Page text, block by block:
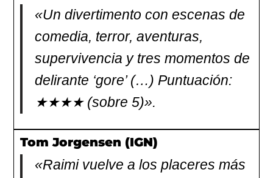
«Un divertimento con escenas de
comedia, terror, aventuras,
supervivencia y tres momentos de
delirante ‘gore’ (…) Puntuación:
★★★★ (sobre 5)».
Tom Jorgensen (IGN)
«Raimi vuelve a los placeres más